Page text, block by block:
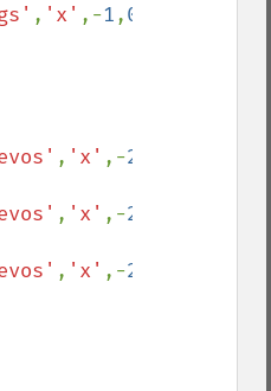
, 'x' ,-1,0
, 'x' ,-2
, 'x' ,-2
, 'x' ,-2